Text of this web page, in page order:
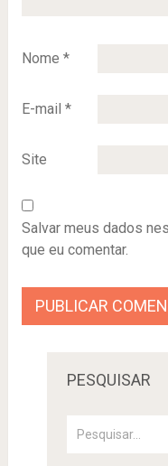
Nome *
E-mail *
Site
Salvar meus dados
que eu comentar.
PESQUISAR